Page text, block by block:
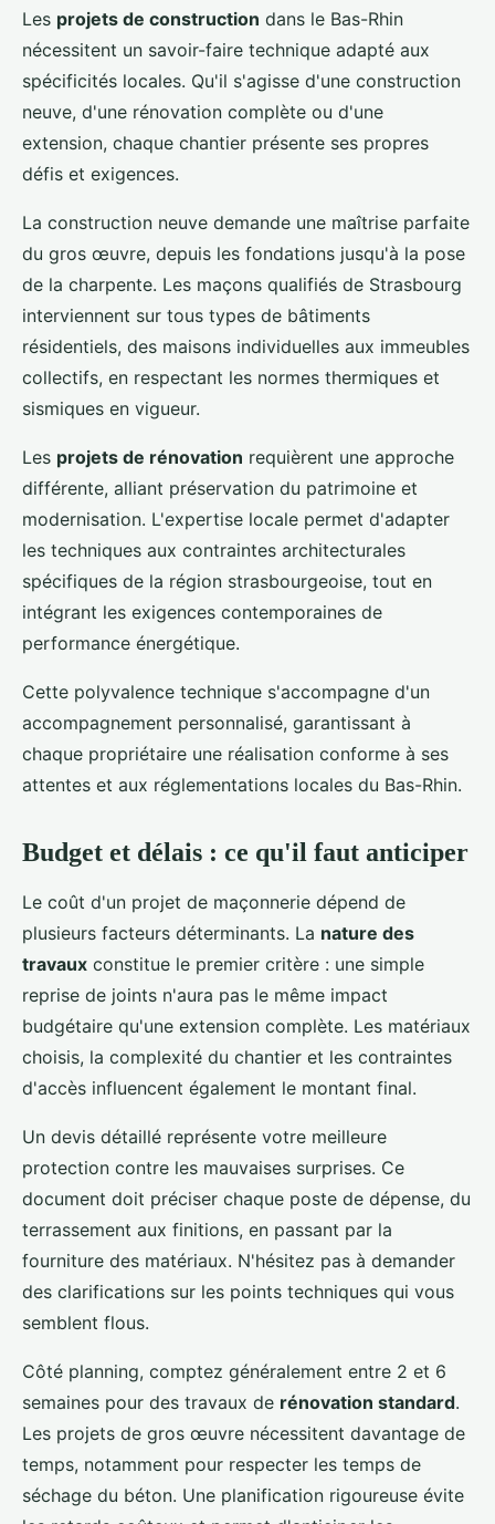
Les projets de construction dans le Bas-Rhin
nécessitent un savoir-faire technique adapté aux
spécificités locales. Qu'il s'agisse d'une construction
neuve, d'une rénovation complète ou d'une
extension, chaque chantier présente ses propres
défis et exigences.
La construction neuve demande une maîtrise parfaite
du gros œuvre, depuis les fondations jusqu'à la pose
de la charpente. Les maçons qualifiés de Strasbourg
interviennent sur tous types de bâtiments
résidentiels, des maisons individuelles aux immeubles
collectifs, en respectant les normes thermiques et
sismiques en vigueur.
Les projets de rénovation requièrent une approche
différente, alliant préservation du patrimoine et
modernisation. L'expertise locale permet d'adapter
les techniques aux contraintes architecturales
spécifiques de la région strasbourgeoise, tout en
intégrant les exigences contemporaines de
performance énergétique.
Cette polyvalence technique s'accompagne d'un
accompagnement personnalisé, garantissant à
chaque propriétaire une réalisation conforme à ses
attentes et aux réglementations locales du Bas-Rhin.
Budget et délais : ce qu'il faut anticiper
Le coût d'un projet de maçonnerie dépend de
plusieurs facteurs déterminants. La nature des
travaux constitue le premier critère : une simple
reprise de joints n'aura pas le même impact
budgétaire qu'une extension complète. Les matériaux
choisis, la complexité du chantier et les contraintes
d'accès influencent également le montant final.
Un devis détaillé représente votre meilleure
protection contre les mauvaises surprises. Ce
document doit préciser chaque poste de dépense, du
terrassement aux finitions, en passant par la
fourniture des matériaux. N'hésitez pas à demander
des clarifications sur les points techniques qui vous
semblent flous.
Côté planning, comptez généralement entre 2 et 6
semaines pour des travaux de rénovation standard.
Les projets de gros œuvre nécessitent davantage de
temps, notamment pour respecter les temps de
séchage du béton. Une planification rigoureuse évite